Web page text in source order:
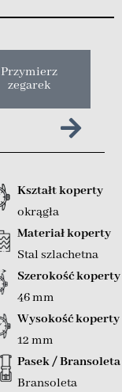
Przymierz
zegarek
Kształt koperty
okrągła
Materiał koperty
Stal szlachetna
Szerokość koperty
46 mm
Wysokość koperty
12 mm
Pasek / Bransoleta
Bransoleta